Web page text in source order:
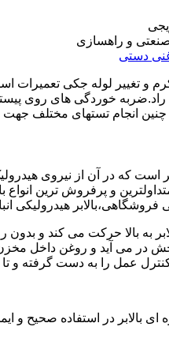
و راهسازی
دستی
و تغییر لوله جکی
خوردگی های روی
انجام تستهای مختلف
است که در آن از نیروی
و پرفروش ترین انواع
فروشگاهی،بالابر هیدرولیکی
به بالا حرکت می کند و
در می آید و روغن داخل مخزن
عمل را به دست گرفته و تا
ای بالابر در استفاده صحیح و